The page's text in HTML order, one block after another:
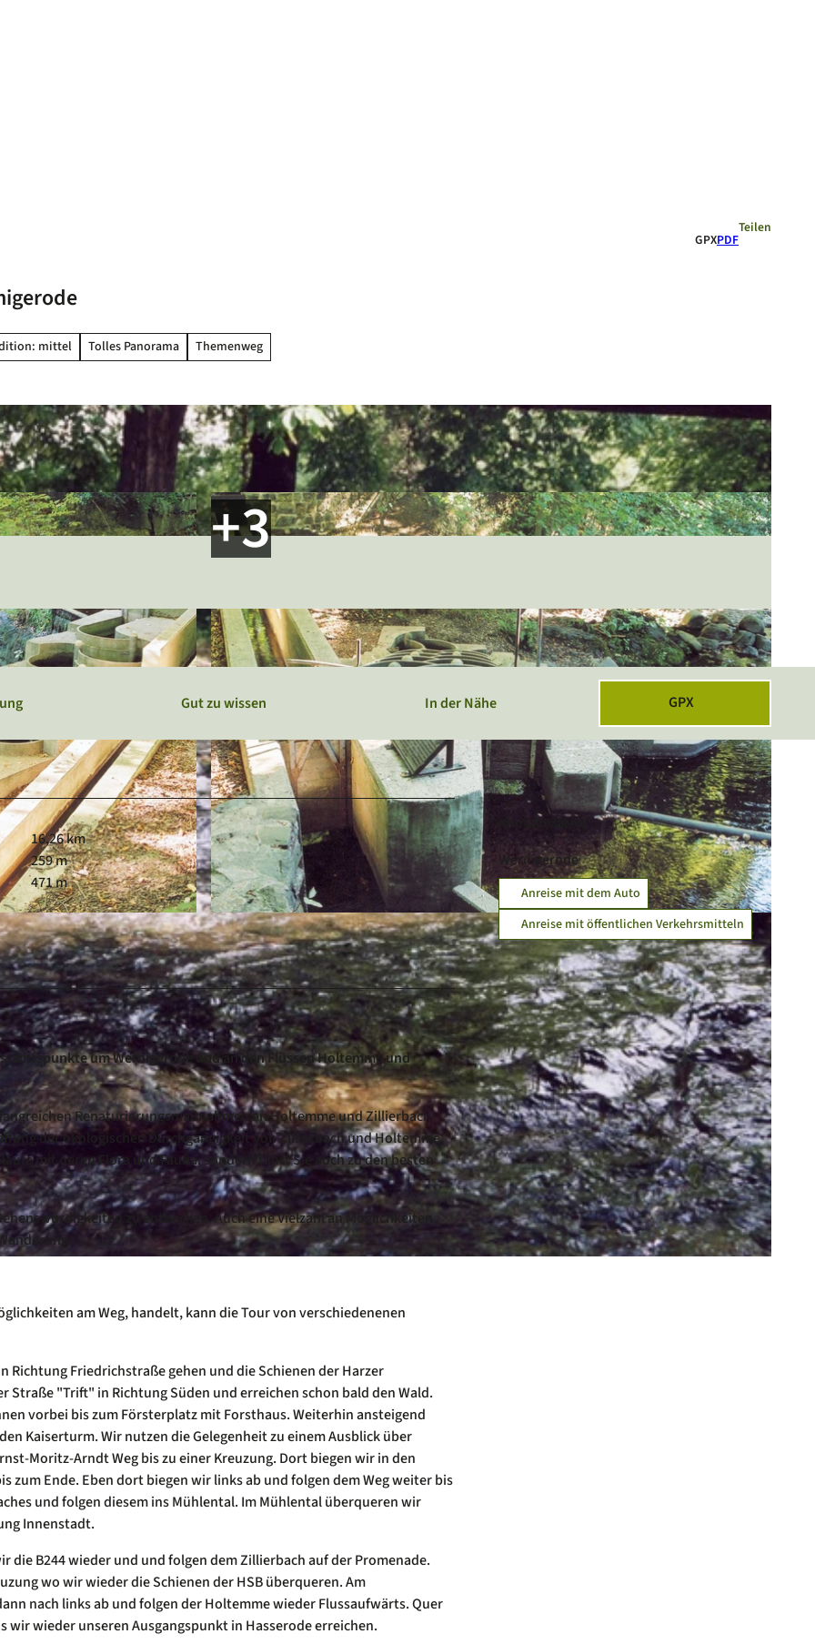
GPXPDF
Teilen
mittel Tolles Panorama Themenweg
© Ulrich Eichler
Gut zu wissen In der Nähe GPX
16,26 km
259 m
471 m
um Wernigerode und an den Flüssen Holtemme und
Renaturierungsmaßnahmen an Holtemme und Zillierbach
der ökologischen Durchgängigkeit von Zillierbach und Holtemme.
mit deren Flora und Fauna, sondern führt Sie auch zu den besten
zu entdecken. Auch eine Vielzahl an Möglichkeiten
am Weg, handelt, kann die Tour von verschiedenenen
Friedrichstraße gehen und die Schienen der Harzer
Straße "Trift" in Richtung Süden und erreichen schon bald den Wald.
vorbei bis zum Försterplatz mit Forsthaus. Weiterhin ansteigend
Kaiserturm. Wir nutzen die Gelegenheit zu einem Ausblick über
Moritz-Arndt Weg bis zu einer Kreuzung. Dort biegen wir in den
zum Ende. Eben dort biegen wir links ab und folgen dem Weg weiter bis
und folgen diesem ins Mühlental. Im Mühlental überqueren wir
Innenstadt.
B244 wieder und und folgen dem Zillierbach auf der Promenade.
wo wir wieder die Schienen der HSB überqueren. Am
nach links ab und folgen der Holtemme wieder Flussaufwärts. Quer
wieder unseren Ausgangspunkt in Hasserode erreichen.
Kontaktdaten
Wernigerode
Anreise mit dem Auto
Anreise mit öffentlichen Verkehrsmitteln